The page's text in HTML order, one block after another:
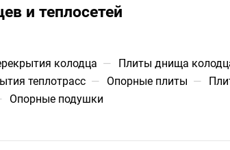
и теплосетей
колодца — Плиты днища
теплотрасс — Опорные плиты —
Опорные подушки